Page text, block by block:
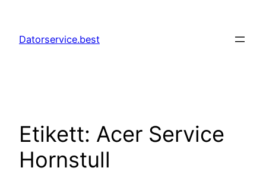
innehåll
Datorservice.best
Etikett: Acer Service
Hornstull